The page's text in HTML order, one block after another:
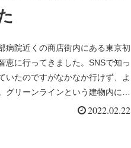
病院近くの商店街内にある東京初
恵に行ってきました。SNSで知っ
いたのですがなかなか行けず、よ
グリーンラインという建物内にい
2022.02.22